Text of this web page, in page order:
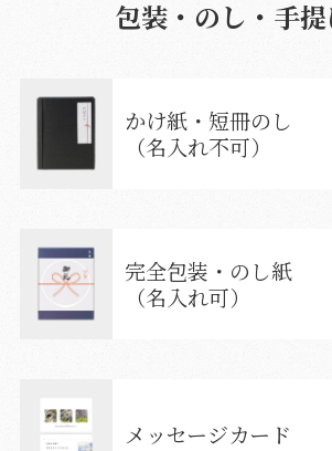
包装・のし・手
かけ紙・短冊のし
（名入れ不可）
完全包装・のし紙
（名入れ可）
メッセージカード